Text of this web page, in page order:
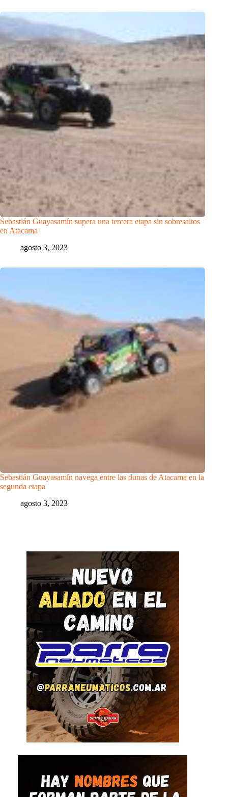
Sebastián Guayasamín supera una tercera etapa sin sobresaltos
en Atacama
agosto 3, 2023
Sebastián Guayasamín navega entre las dunas de Atacama en la
segunda etapa
agosto 3, 2023